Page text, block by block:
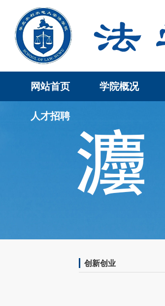
网站首页 学院概况
人才招聘
创新创业